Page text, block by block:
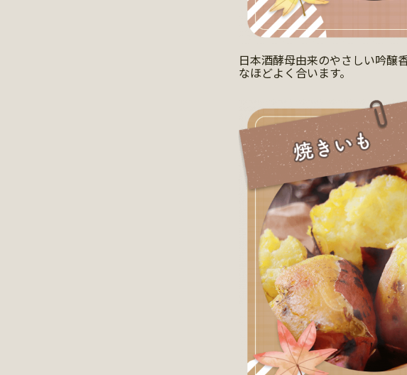
日本酒酵母由来のやさしい吟醸
なほどよく合います。